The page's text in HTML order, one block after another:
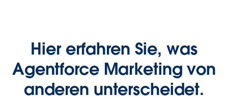
Hier erfahren Sie, was
Agentforce Marketing von
anderen unterscheidet.